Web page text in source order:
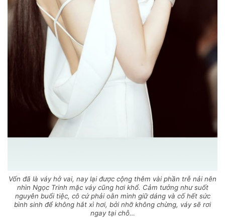
Vốn đã là váy hở vai, nay lại được cộng thêm vài phần trễ nải nên
nhìn Ngọc Trinh mặc váy cũng hơi khổ. Cảm tưởng như suốt
nguyên buổi tiệc, cô cứ phải oằn mình giữ dáng và cố hết sức
bình sinh để không hắt xì hơi, bởi nhỡ không chừng, váy sẽ rơi
ngay tại chỗ…